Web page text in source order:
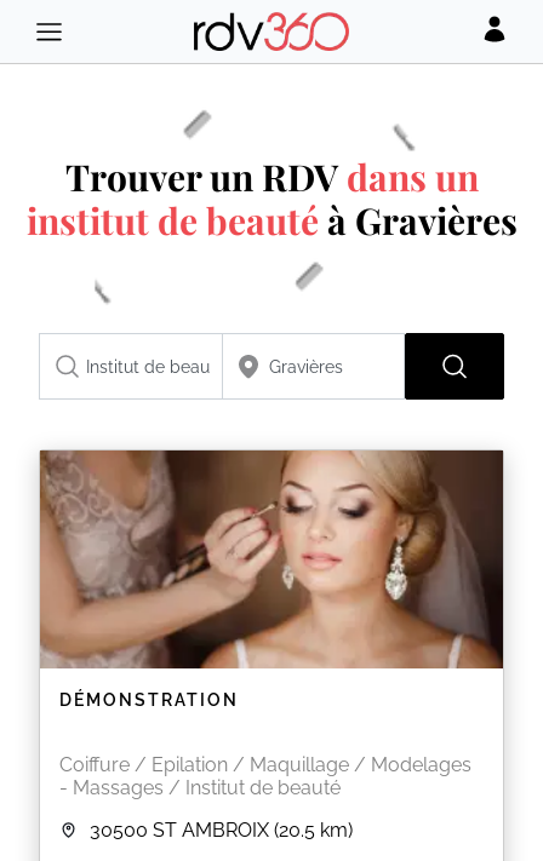
Trouver un RDVdans un
institut de beauté à Gravières
DÉMONSTRATION
Coiffure / Epilation / Maquillage / Modelages
- Massages / Institut de beauté
30500 ST AMBROIX (20.5 km)